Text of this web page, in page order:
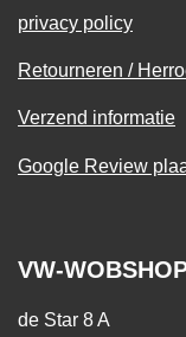
privacy policy
Retourneren /
Verzend informatie
Google Review
VW-
de Star 8 A